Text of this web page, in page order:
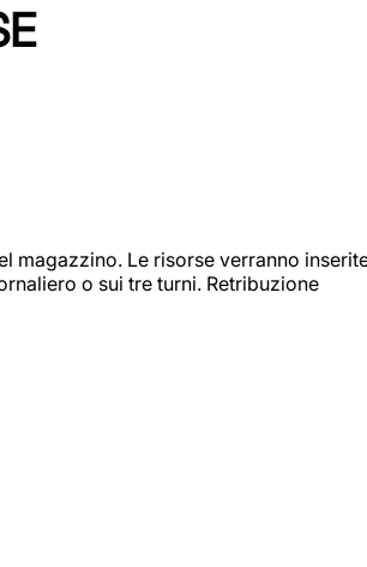
magazzino. Le risorse verranno
o sui tre turni. Retribuzione